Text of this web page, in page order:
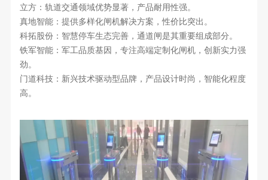
立方：轨道交通领域优势显著，产品耐用性强。
真地智能：提供多样化闸机解决方案，性价比突出。
科拓股份：智慧停车生态完善，通道闸是其重要组成部分。
铁军智能：军工品质基因，专注高端定制化闸机，创新实力强
劲。
门道科技：新兴技术驱动型品牌，产品设计时尚，智能化程度
高。